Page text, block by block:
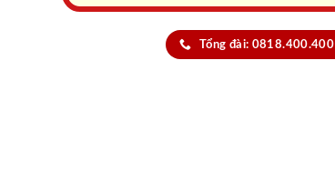
Tổng đài: 0818.400.400